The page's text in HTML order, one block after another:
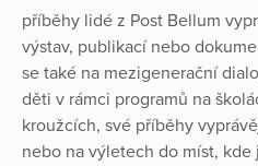
příběhy lidé z Post Bellum
výstav, publikací nebo
se také na mezigenerační
děti v rámci programů na
kroužcích, své příběhy
nebo na výletech do míst, kde